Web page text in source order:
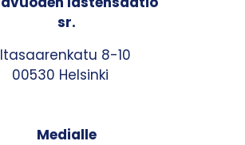
sr.
8-10
00530 Helsinki
Medialle